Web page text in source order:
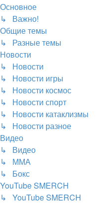
Основное
↳ Важно!
Общие темы
↳ Разные темы
Новости
↳ Новости
↳ Новости игры
↳ Новости космос
↳ Новости спорт
↳ Новости катаклизмы
↳ Новости разное
Видео
↳ Видео
↳ ММА
↳ Бокс
YouTube SMERCH
↳ YouTube SMERCH